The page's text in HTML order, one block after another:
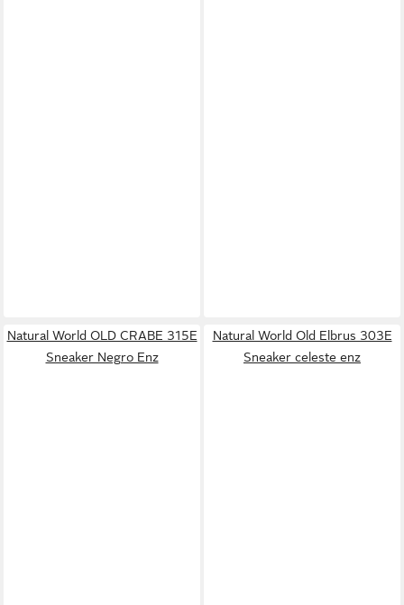
Natural World OLD CRABE 315E
Sneaker Negro Enz
Natural World Old Elbrus 303E
Sneaker celeste enz